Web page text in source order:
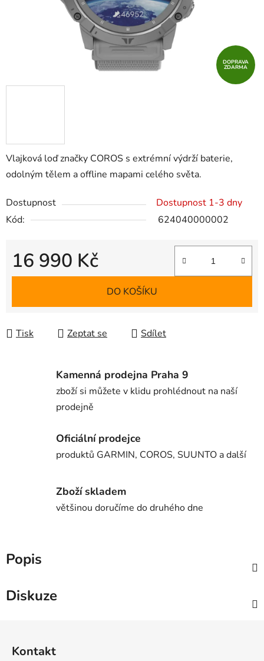
Vlajková loď značky COROS s extrémní výdrží baterie,
odolným tělem a offline mapami celého světa.
Dostupnost
Dostupnost 1-3 dny
Kód:
624040000002
16 990 Kč
Měrná cena:
DO KOŠÍKU
Tisk Zeptat se Sdílet
DOPRAVA
ZDARMA
Kamenná prodejna Praha 9
zboží si můžete v klidu prohlédnout na naší
prodejně
Oficiální prodejce
produktů GARMIN, COROS, SUUNTO a další
Zboží skladem
většinou doručíme do druhého dne
Popis
Diskuze
Kontakt